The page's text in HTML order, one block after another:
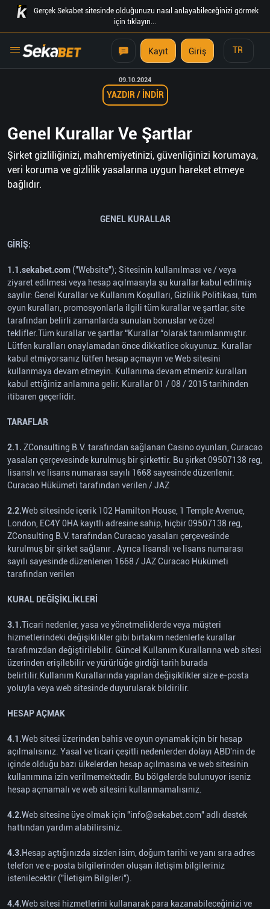
Gerçek Sekabet sitesinde olduğunuzu nasıl anlayabileceğinizi görmek
için tıklayın...
Kayıt Giriş TR
09.10.2024
YAZDIR / İNDİR
Genel Kurallar Ve Şartlar
Şirket gizliliğinizi, mahremiyetinizi, güvenliğinizi korumaya,
veri koruma ve gizlilik yasalarına uygun hareket etmeye
bağlıdır.
GENEL KURALLAR
GİRİŞ:
1.1.sekabet.com ("Website"); Sitesinin kullanılması ve / veya
ziyaret edilmesi veya hesap açılmasıyla şu kurallar kabul edilmiş
sayılır: Genel Kurallar ve Kullanım Koşulları, Gizlilik Politikası, tüm
oyun kuralları, promosyonlarla ilgili tüm kurallar ve şartlar, site
tarafından belirli zamanlarda sunulan bonuslar ve özel
teklifler.Tüm kurallar ve şartlar “Kurallar “olarak tanımlanmıştır.
Lütfen kuralları onaylamadan önce dikkatlice okuyunuz. Kurallar
kabul etmiyorsanız lütfen hesap açmayın ve Web sitesini
kullanmaya devam etmeyin. Kullanıma devam etmeniz kuralları
kabul ettiğiniz anlamına gelir. Kurallar 01 / 08 / 2015 tarihinden
itibaren geçerlidir.
TARAFLAR
2.1. ZConsulting B.V. tarafından sağlanan Casino oyunları, Curacao
yasaları çerçevesinde kurulmuş bir şirkettir. Bu şirket 09507138 reg,
lisanslı ve lisans numarası sayılı 1668 sayesinde düzenlenir.
Curacao Hükümeti tarafından verilen / JAZ
2.2.Web sitesinde içerik 102 Hamilton House, 1 Temple Avenue,
London, EC4Y 0HA kayıtlı adresine sahip, hiçbir 09507138 reg,
ZConsulting B.V. tarafından Curacao yasaları çerçevesinde
kurulmuş bir şirket sağlanır . Ayrıca lisanslı ve lisans numarası
sayılı sayesinde düzenlenen 1668 / JAZ Curacao Hükümeti
tarafından verilen
KURAL DEĞİŞİKLİKLERİ
3.1.Ticari nedenler, yasa ve yönetmeliklerde veya müşteri
hizmetlerindeki değişiklikler gibi birtakım nedenlerle kurallar
tarafımızdan değiştirilebilir. Güncel Kullanım Kurallarına web sitesi
üzerinden erişilebilir ve yürürlüğe girdiği tarih burada
belirtilir.Kullanım Kurallarında yapılan değişiklikler size e-posta
yoluyla veya web sitesinde duyurularak bildirilir.
HESAP AÇMAK
4.1.Web sitesi üzerinden bahis ve oyun oynamak için bir hesap
açılmalısınız. Yasal ve ticari çeşitli nedenlerden dolayı ABD'nin de
içinde olduğu bazı ülkelerden hesap açılmasına ve web sitesinin
kullanımına izin verilmemektedir. Bu bölgelerde bulunuyor iseniz
hesap açmamalı ve web sitesini kullanmamalısınız.
4.2.Web sitesine üye olmak için ''info@sekabet.com'' adlı destek
hattından yardım alabilirsiniz.
4.3.Hesap açtığınızda sizden isim, doğum tarihi ve yanı sıra adres
telefon ve e-posta bilgilerinden oluşan iletişim bilgileriniz
istenilecektir ("İletişim Bilgileri").
4.4.Web sitesi hizmetlerini kullanarak para kazanabileceğinizi ve